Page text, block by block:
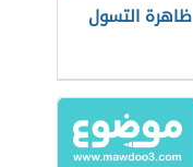
ظاهرة التسول